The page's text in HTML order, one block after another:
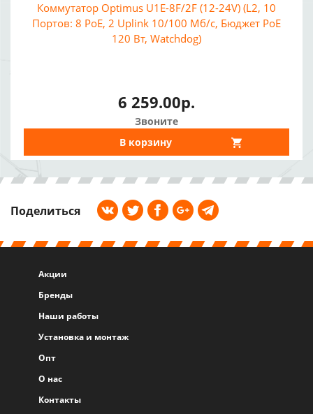
Коммутатор Optimus U1E-8F/2F (12-24V) (L2, 10
Портов: 8 PoE, 2 Uplink 10/100 Мб/с, Бюджет PoE
120 Вт, Watchdog)
6 259.00р.
Звоните
В корзину
Поделиться
Акции
Бренды
Наши работы
Установка и монтаж
Опт
О нас
Контакты